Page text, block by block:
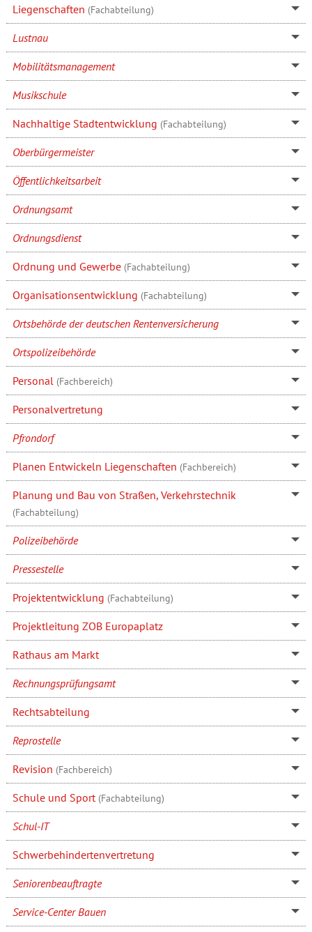
Liegenschaften (Fachabteilung)
Lustnau
Mobilitätsmanagement
Musikschule
Nachhaltige Stadtentwicklung (Fachabteilung)
Oberbürgermeister
Öffentlichkeitsarbeit
Ordnungsamt
Ordnungsdienst
Ordnung und Gewerbe (Fachabteilung)
Organisationsentwicklung (Fachabteilung)
Ortsbehörde der deutschen Rentenversicherung
Ortspolizeibehörde
Personal (Fachbereich)
Personalvertretung
Pfrondorf
Planen Entwickeln Liegenschaften (Fachbereich)
Planung und Bau von Straßen, Verkehrstechnik
(Fachabteilung)
Polizeibehörde
Pressestelle
Projektentwicklung (Fachabteilung)
Projektleitung ZOB Europaplatz
Rathaus am Markt
Rechnungsprüfungsamt
Rechtsabteilung
Reprostelle
Revision (Fachbereich)
Schule und Sport (Fachabteilung)
Schul-IT
Schwerbehindertenvertretung
Seniorenbeauftragte
Service-Center Bauen